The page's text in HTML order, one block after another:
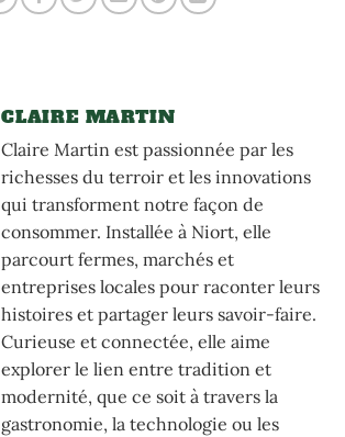
CLAIRE MARTIN
Claire Martin est passionnée par les
richesses du terroir et les innovations
qui transforment notre façon de
consommer. Installée à Niort, elle
parcourt fermes, marchés et
entreprises locales pour raconter leurs
histoires et partager leurs savoir-faire.
Curieuse et connectée, elle aime
explorer le lien entre tradition et
modernité, que ce soit à travers la
gastronomie, la technologie ou les